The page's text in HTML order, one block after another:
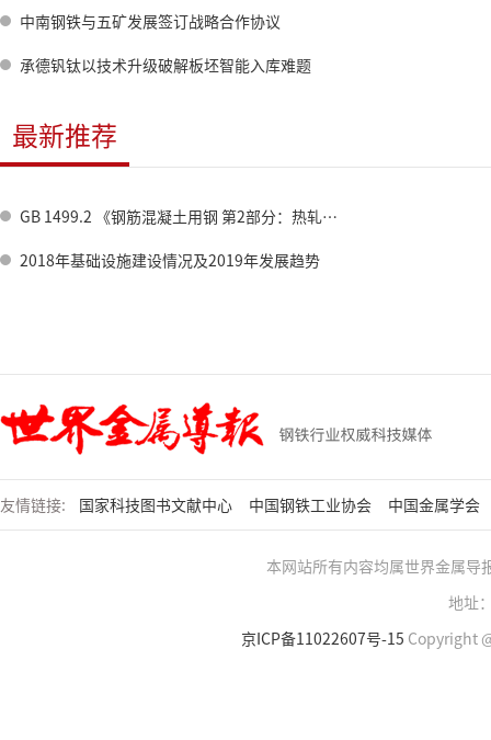
中南钢铁与五矿发展签订战略合作协议
承德钒钛以技术升级破解板坯智能入库难题
最新推荐
GB 1499.2 《钢筋混凝土用钢 第2部分：热轧带肋钢筋》标准修订情况
2018年基础设施建设情况及2019年发展趋势
友情链接: 国家科技图书文献中心 中国钢铁工业协会 中国金属学会
本网站所有内容均属世界金属导
地址
京ICP备11022607号-15 Copyright